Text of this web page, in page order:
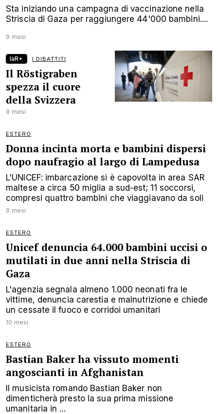
Sta iniziando una campagna di vaccinazione nella
Striscia di Gaza per raggiungere 44'000 bambini....
9 mesi
laR+ I DIBATTITI
Il Röstigraben
spezza il cuore
della Svizzera
9 mesi
ESTERO
Donna incinta morta e bambini dispersi
dopo naufragio al largo di Lampedusa
L'UNICEF: imbarcazione si è capovolta in area SAR
maltese a circa 50 miglia a sud-est; 11 soccorsi,
compresi quattro bambini che viaggiavano da soli
9 mesi
ESTERO
Unicef denuncia 64.000 bambini uccisi o
mutilati in due anni nella Striscia di
Gaza
L'agenzia segnala almeno 1.000 neonati fra le
vittime, denuncia carestia e malnutrizione e chiede
un cessate il fuoco e corridoi umanitari
10 mesi
ESTERO
Bastian Baker ha vissuto momenti
angoscianti in Afghanistan
Il musicista romando Bastian Baker non
dimenticherà presto la sua prima missione
umanitaria in ...